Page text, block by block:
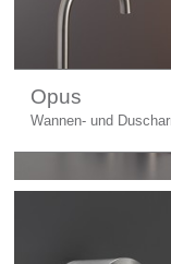
Opus
Wannen- und